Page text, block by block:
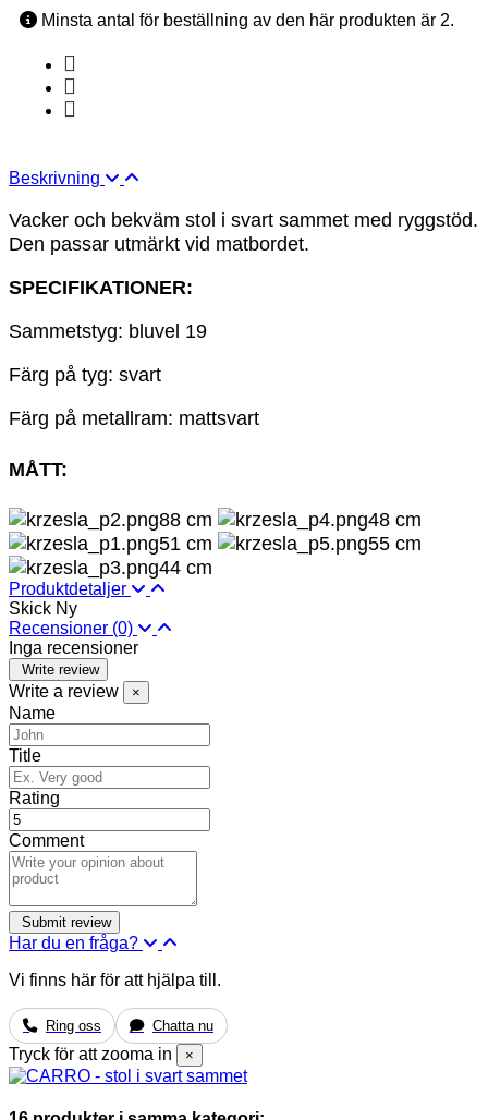
Minsta antal för beställning av den här produkten är 2.
Beskrivning
Vacker och bekväm stol i svart sammet med ryggstöd.
Den passar utmärkt vid matbordet.
SPECIFIKATIONER:
Sammetstyg: bluvel 19
Färg på tyg: svart
Färg på metallram: mattsvart
MÅTT:
88 cm
48 cm
51 cm
55 cm
44 cm
Produktdetaljer
Skick Ny
Recensioner (0)
Inga recensioner
Write review
Write a review ×
Name
Title
Rating
Comment
Har du en fråga?
Vi finns här för att hjälpa till.
Ring oss Chatta nu
Tryck för att zooma in ×